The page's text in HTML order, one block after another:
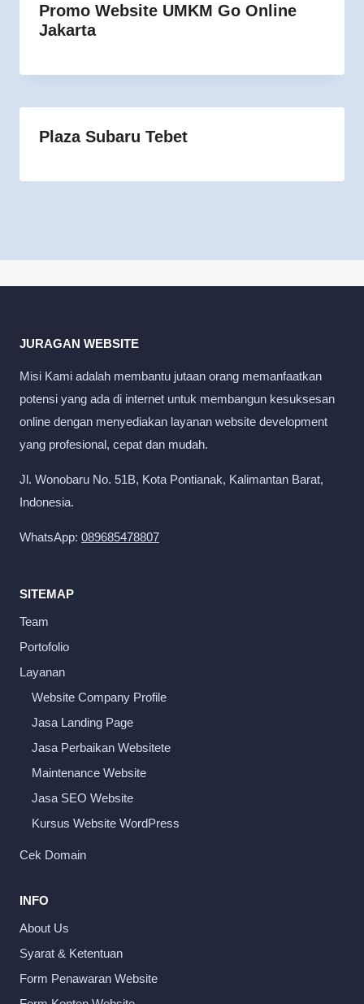
Promo Website UMKM Go Online
Jakarta
Plaza Subaru Tebet
JURAGAN WEBSITE
Misi Kami adalah membantu jutaan orang memanfaatkan
potensi yang ada di internet untuk membangun kesuksesan
online dengan menyediakan layanan website development
yang profesional, cepat dan mudah.
Jl. Wonobaru No. 51B, Kota Pontianak, Kalimantan Barat,
Indonesia.
WhatsApp: 089685478807
SITEMAP
Team
Portofolio
Layanan
Website Company Profile
Jasa Landing Page
Jasa Perbaikan Websitete
Maintenance Website
Jasa SEO Website
Kursus Website WordPress
Cek Domain
INFO
About Us
Syarat & Ketentuan
Form Penawaran Website